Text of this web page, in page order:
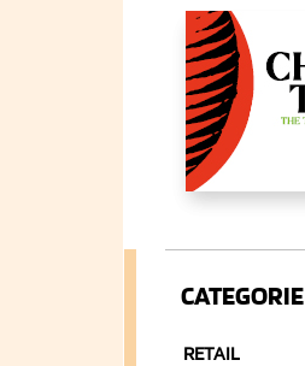
CATEGORIE
RETAIL